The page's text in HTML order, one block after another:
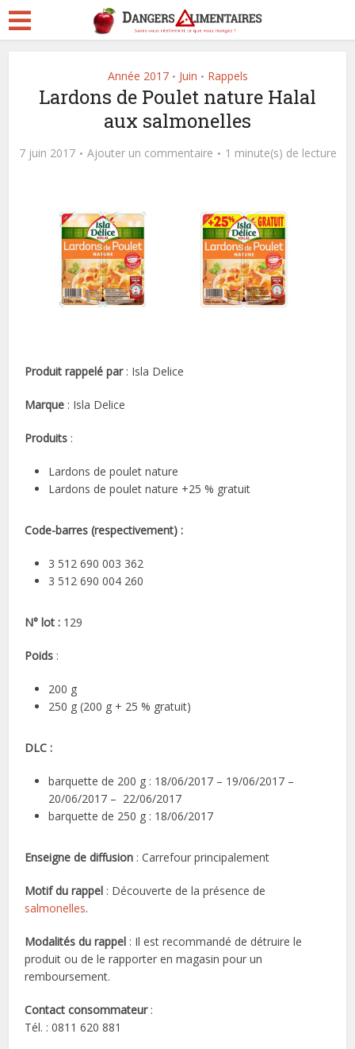
Année 2017 • Juin • Rappels
Lardons de Poulet nature Halal
aux salmonelles
7 juin 2017 Ajouter un commentaire 1 minute(s) de lecture
Produit rappelé par : Isla Delice
Marque : Isla Delice
Produits :
Lardons de poulet nature
Lardons de poulet nature +25 % gratuit
Code-barres (respectivement):
3 512 690 003 362
3 512 690 004 260
N° lot : 129
Poids :
200 g
250 g (200 g + 25 % gratuit)
DLC :
barquette de 200 g : 18/06/2017 – 19/06/2017 –
20/06/2017 – 22/06/2017
barquette de 250 g : 18/06/2017
Enseigne de diffusion : Carrefour principalement
Motif du rappel : Découverte de la présence de
salmonelles.
Modalités du rappel : Il est recommandé de détruire le
produit ou de le rapporter en magasin pour un
remboursement.
Contact consommateur:
Tél. : 0811 620 881